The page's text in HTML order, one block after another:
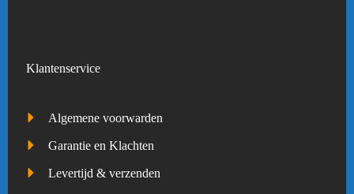
Klantenservice
Algemene voorwarden
Garantie en Klachten
Levertijd & verzenden